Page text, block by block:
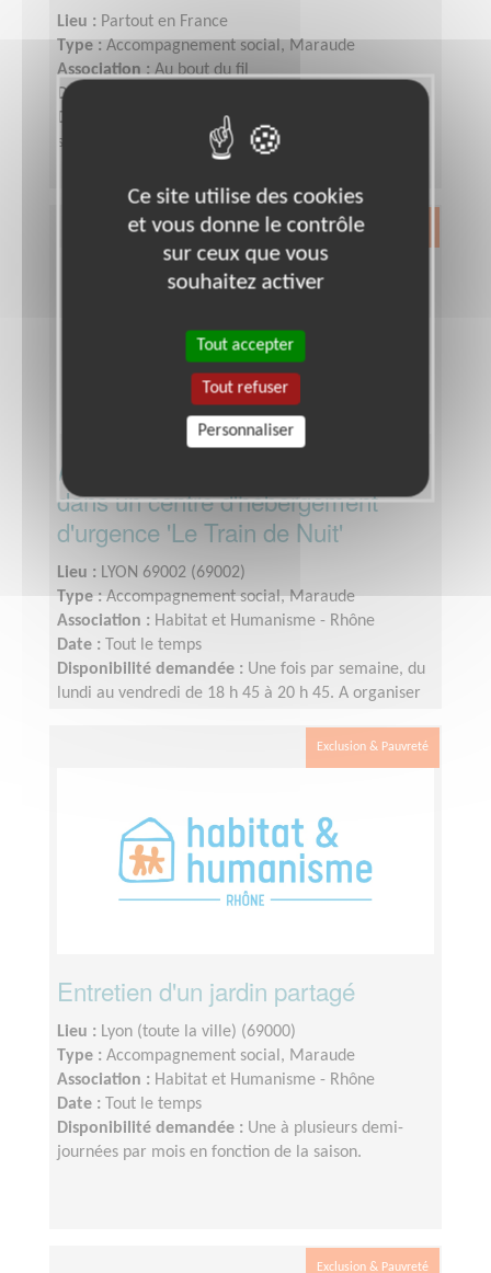
Lieu : Partout en France
Type : Accompagnement social, Maraude
Association : Au bout du fil
Date :
Disponibilité demandée :
semaine
Exclusion & Pauvreté
Accompagner les repas du soir
dans un centre d'hébergement
d'urgence 'Le Train de Nuit'
Lieu : LYON 69002 (69002)
Type :Accompagnement social, Maraude
Association : Habitat et Humanisme - Rhône
Date :
Tout le temps
Disponibilité demandée : Une fois par semaine, du
lundi au vendredi de 18 h 45 à 20 h 45. A organiser
Exclusion & Pauvreté
Entretien d'un jardin partagé
Lieu : Lyon (toute la ville) (69000)
Type : Accompagnement social, Maraude
Association : Habitat et Humanisme - Rhône
Date :
Tout le temps
Disponibilité demandée : Une à plusieurs demi-
journées par mois en fonction de la saison.
Exclusion & Pauvreté
Ce site utilise des cookies
et vous donne le contrôle
sur ceux que vous
souhaitez activer
Tout accepter
Tout refuser
Personnaliser